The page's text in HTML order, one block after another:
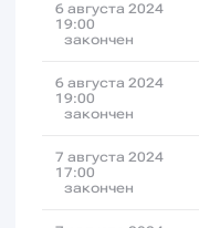
6 августа 2024
19:00
закончен
6 августа 2024
19:00
закончен
7 августа 2024
17:00
закончен